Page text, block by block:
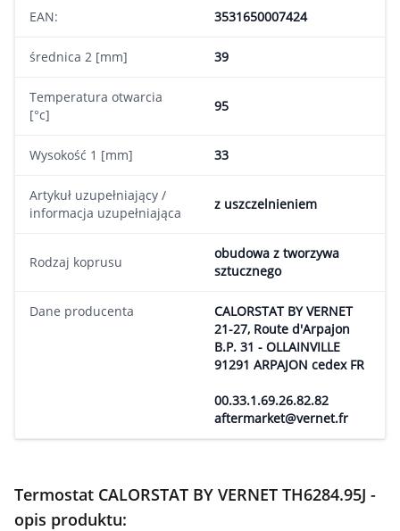
EAN: 3531650007424
średnica 2 [mm] 39
Temperatura otwarcia
[°c]
95
Wysokość 1 [mm] 33
Artykuł uzupełniający /
informacja uzupełniająca
z uszczelnieniem
Rodzaj koprusu
obudowa z tworzywa
sztucznego
Dane producenta
CALORSTAT BY VERNET
21-27, Route d'Arpajon
B.P. 31 - OLLAINVILLE
91291 ARPAJON cedex FR
00.33.1.69.26.82.82
aftermarket@vernet.fr
Termostat CALORSTAT BY VERNET TH6284.95J -
opis produktu: